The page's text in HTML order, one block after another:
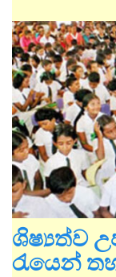
ශිෂ්‍යත්ව
රැයෙන්